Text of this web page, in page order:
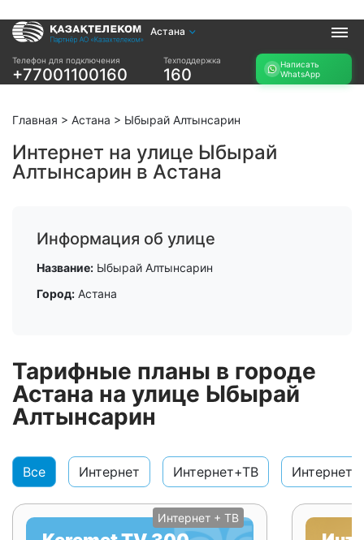
Астана
Телефон для подключения
+77001100160
Техподдержка
160
Написать
WhatsApp
Услуги
Интернет и ТВ в
Интернет и ТВ в
Интернет в офис
Прочее
возможность
названию ЖК
подбор тарифа
Подключиться к
Главная > Астана > Ыбырай Алтынсарин
Интернет на улице Ыбырай
Алтынсарин в Астана
Информация об улице
Название: Ыбырай Алтынсарин
Город: Астана
Тарифные планы в городе
Астана на улице Ыбырай
Алтынсарин
Все Интернет Интернет+ТВ
Интернет + ТВ